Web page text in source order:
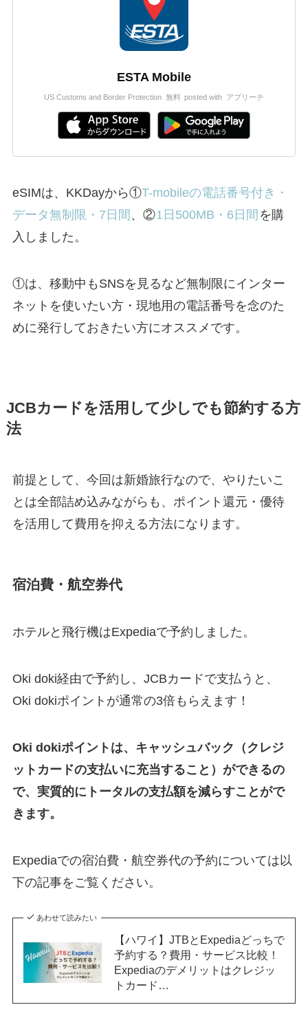
ESTA Mobile
US Customs and Border Protection 無料 posted with アプリーチ
eSIMは、KKDayから①T-mobileの電話番号付き・
データ無制限・7日間 、②1日500MB・6日間 を購
入しました。
①は、移動中もSNSを見るなど無制限にインター
ネットを使いたい方・現地用の電話番号を念のた
めに発行しておきたい方にオススメです。
JCBカードを活用して少しでも節約する方
法
前提として、今回は新婚旅行なので、やりたいこ
とは全部詰め込みながらも、ポイント還元・優待
を活用して費用を抑える方法になります。
宿泊費・航空券代
ホテルと飛行機はExpediaで予約しました。
Oki doki経由で予約し、JCBカードで支払うと、
Oki dokiポイントが通常の3倍もらえます！
Oki dokiポイントは、キャッシュバック（クレジ
ットカードの支払いに充当すること）ができるの
で、実質的にトータルの支払額を減らすことがで
きます。
Expediaでの宿泊費・航空券代の予約については以
下の記事をご覧ください。
あわせて読みたい
【ハワイ】JTBとExpediaどっちで
予約する？費用・サービス比較！
Expediaのデメリットはクレジッ
トカード…